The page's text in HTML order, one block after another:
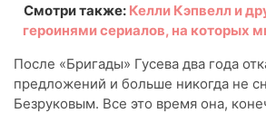
Смотри также: Келли Кэпвелл и
героинями сериалов, на которых
После «Бригады» Гусева два года
предложений и больше никогда не
Безруковым. Все это время она,